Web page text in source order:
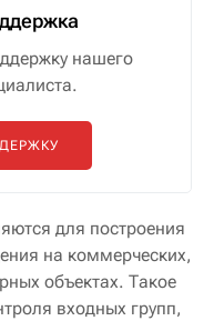
нашего
для построения
на коммерческих,
объектах. Такое
входных групп,